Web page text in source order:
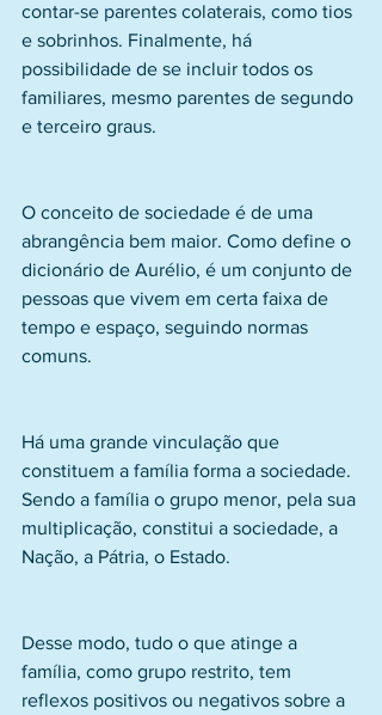
contar-se parentes colaterais, como tios
e sobrinhos. Finalmente, há
possibilidade de se incluir todos os
familiares, mesmo parentes de segundo
e terceiro graus.
O conceito de sociedade é de uma
abrangência bem maior. Como define o
dicionário de Aurélio, é um conjunto de
pessoas que vivem em certa faixa de
tempo e espaço, seguindo normas
comuns.
Há uma grande vinculação que
constituem a família forma a sociedade.
Sendo a família o grupo menor, pela sua
multiplicação, constitui a sociedade, a
Nação, a Pátria, o Estado.
Desse modo, tudo o que atinge a
família, como grupo restrito, tem
reflexos positivos ou negativos sobre a